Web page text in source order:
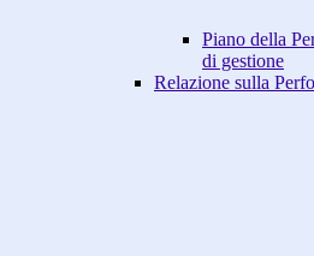
Piano della
di gestione
Relazione sulla